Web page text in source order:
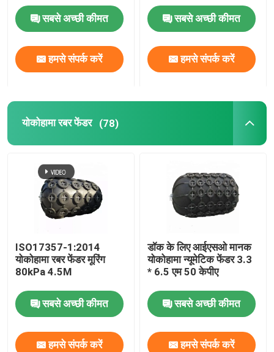
पनडुब्बी फेंडर
फ्लोटिंग फोम फेंडर
एसटीएस नली
मूरिंग बोलार्ड्स
सबसे अच्छी कीमत
हमसे संपर्क करें
सबसे अच्छी कीमत
हमसे संपर्क करें
योकोहामा रबर फेंडर (78)
ISO17357-1:2014
योकोहामा रबर फेंडर मूरिंग
80kPa 4.5M
सबसे अच्छी कीमत
हमसे संपर्क करें
डॉक के लिए आईएसओ मानक
योकोहामा न्यूमेटिक फेंडर 3.3
* 6.5 एम 50 केपीए
सबसे अच्छी कीमत
हमसे संपर्क करें